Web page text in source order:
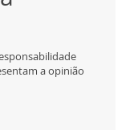
a opinião